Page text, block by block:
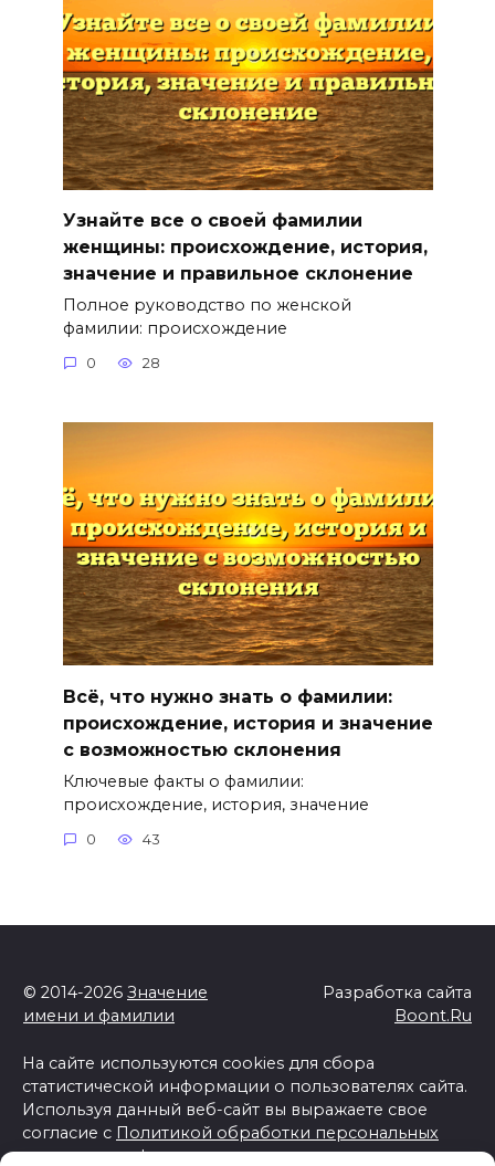
Узнайте все о своей фамилии
женщины: происхождение, история,
значение и правильное склонение
Полное руководство по женской
фамилии: происхождение
0 28
Всё, что нужно знать о фамилии:
происхождение, история и значение
с возможностью склонения
Ключевые факты о фамилии:
происхождение, история, значение
0 43
© 2014-2026 Значение
имени и фамилии
Разработка сайта
Boont.Ru
На сайте используются cookies для сбора
статистической информации о пользователях сайта.
Используя данный веб-сайт вы выражаете свое
согласие с Политикой обработки персональных
данных и конфиденциальности